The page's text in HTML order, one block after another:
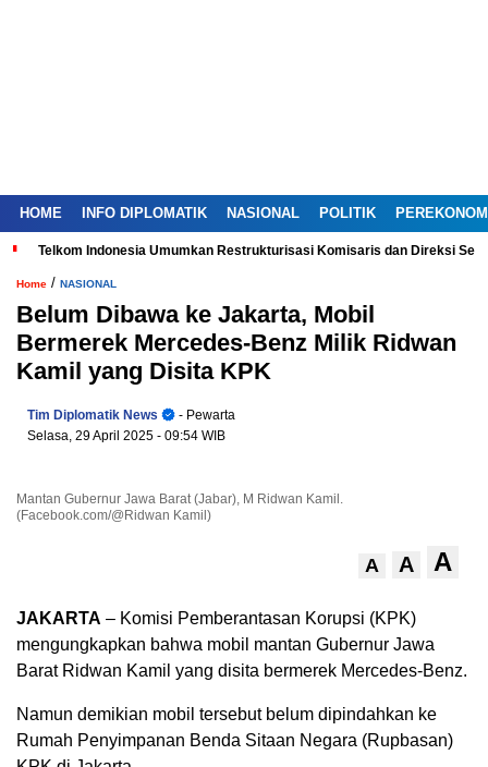
HOME INFO DIPLOMATIK NASIONAL POLITIK
Telkom Indonesia Umumkan Restrukturisasi Komisaris dan Direksi
Home / NASIONAL
Belum Dibawa ke Jakarta, Mobil
Bermerek Mercedes-Benz Milik Ridwan
Kamil yang Disita KPK
Tim Diplomatik News
- Pewarta
Selasa, 29 April 2025 - 09:54 WIB
Mantan Gubernur Jawa Barat (Jabar), M Ridwan Kamil.
(Facebook.com/@Ridwan Kamil)
A A A
JAKARTA – Komisi Pemberantasan Korupsi (KPK)
mengungkapkan bahwa mobil mantan Gubernur Jawa
Barat Ridwan Kamil yang disita bermerek Mercedes-Benz.
Namun demikian mobil tersebut belum dipindahkan ke
Rumah Penyimpanan Benda Sitaan Negara (Rupbasan)